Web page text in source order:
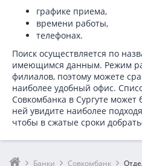
графике приема,
времени работы,
телефонах.
Поиск осуществляется по
имеющимся данным. Режим
филиалов, поэтому можете
наиболее удобный офис.
Совкомбанка в Сургуте может
ней увидите наиболее
чтобы в сжатые сроки
Банки Совкомбанк